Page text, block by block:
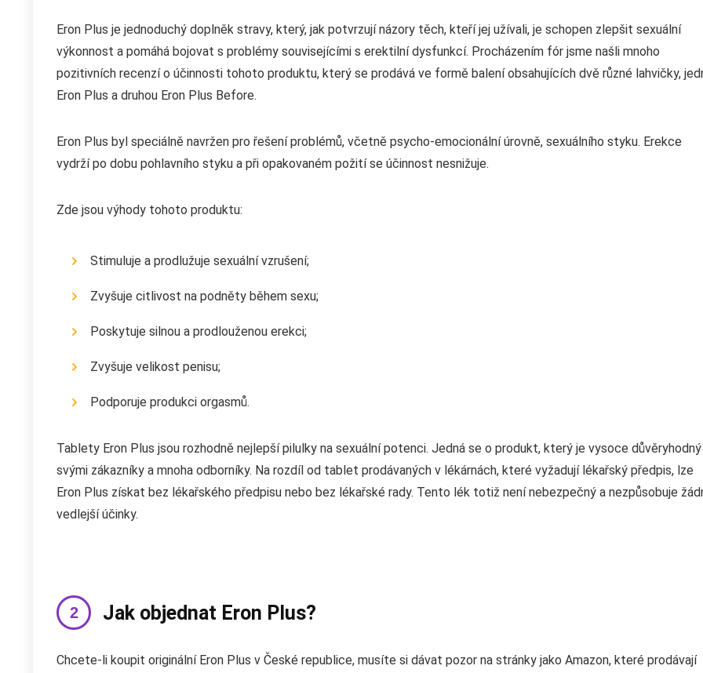
Eron Plus je jednoduchý doplněk stravy, který, jak potvrzují názory těch, kteří jej užívali, je schopen zlepšit sexuální
výkonnost a pomáhá bojovat s problémy souvisejícími s erektilní dysfunkcí. Procházením fór jsme našli mnoho
pozitivních recenzí o účinnosti tohoto produktu, který se prodává ve formě balení obsahujících dvě různé lahvičky,
Eron Plus a druhou Eron Plus Before.
Eron Plus byl speciálně navržen pro řešení problémů, včetně psycho-emocionální úrovně, sexuálního styku. Erekce
vydrží po dobu pohlavního styku a při opakovaném požití se účinnost nesnižuje.
Zde jsou výhody tohoto produktu:
Stimuluje a prodlužuje sexuální vzrušení;
Zvyšuje citlivost na podněty během sexu;
Poskytuje silnou a prodlouženou erekci;
Zvyšuje velikost penisu;
Podporuje produkci orgasmů.
Tablety Eron Plus jsou rozhodně nejlepší pilulky na sexuální potenci. Jedná se o produkt, který je vysoce důvěryhodný
svými zákazníky a mnoha odborníky. Na rozdíl od tablet prodávaných v lékárnách, které vyžadují lékařský předpis, lze
Eron Plus získat bez lékařského předpisu nebo bez lékařské rady. Tento lék totiž není nebezpečný a nezpůsobuje
vedlejší účinky.
Jak objednat Eron Plus?
Chcete-li koupit originální Eron Plus v České republice, musíte si dávat pozor na stránky jako Amazon, které prodávají